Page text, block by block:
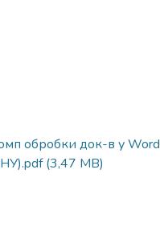
обробки док-в у Word
(3,47 MB)